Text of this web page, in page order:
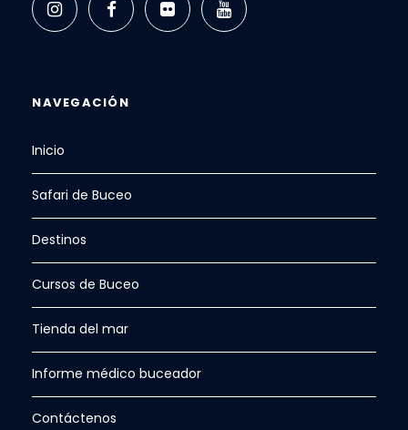
NAVEGACIÓN
Inicio
Safari de Buceo
Destinos
Cursos de Buceo
Tienda del mar
Informe médico buceador
Contáctenos